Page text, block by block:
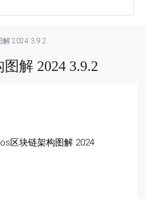
解 2024 3.9.2
解 2024 3.9.2
区块链架构图解 2024